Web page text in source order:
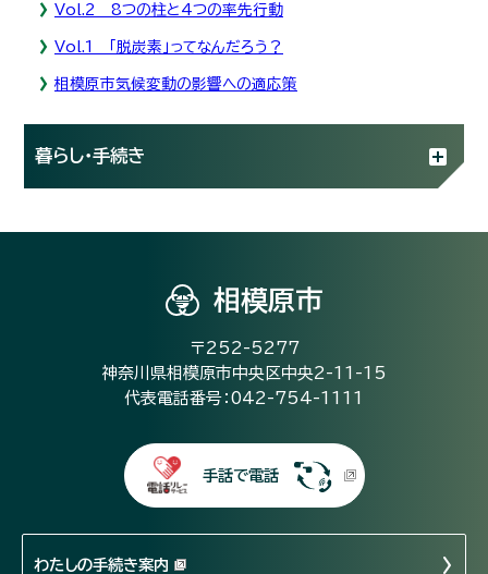
Vol.2 8つの柱と4つの率先行動
Vol.1 「脱炭素」ってなんだろう？
相模原市気候変動の影響への適応策
暮らし・手続き
相模原市
〒252-5277
神奈川県相模原市中央区中央2-11-15
代表電話番号：042-754-1111
手話で電話
わたしの手続き案内